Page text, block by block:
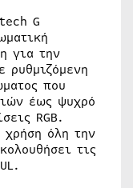
G
για την
ρυθμιζόμενη
που
έως ψυχρό
RGB.
χρήση όλη την
τις